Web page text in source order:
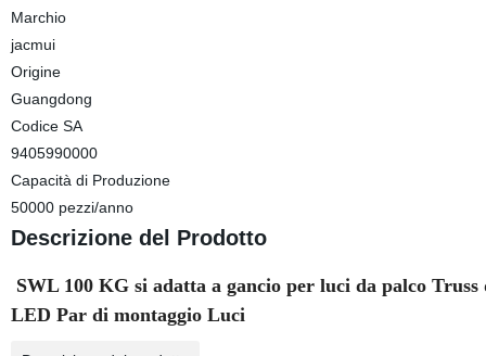
Marchio
jacmui
Origine
Guangdong
Codice SA
9405990000
Capacità di Produzione
50000 pezzi/anno
Descrizione del Prodotto
SWL 100 KG si adatta a gancio per luci da palco
LED Par di montaggio Luci